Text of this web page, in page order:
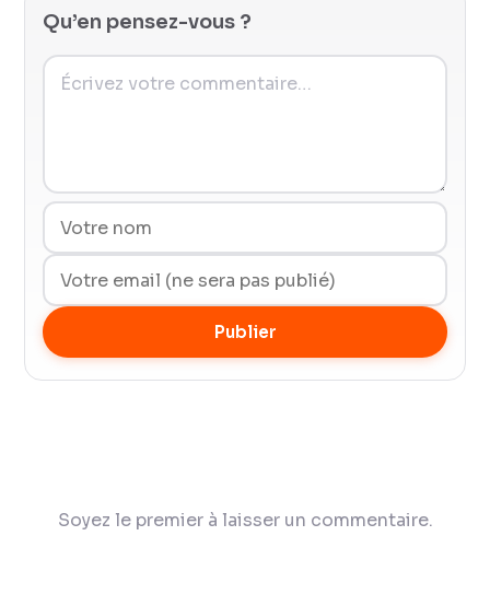
Qu’en pensez-vous ?
Publier
Soyez le premier à laisser un commentaire.